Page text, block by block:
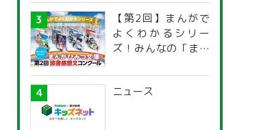
【第2回】まんがで
よくわかるシリー
ズ！みんなの「まん
感想文コンクール
ニュース